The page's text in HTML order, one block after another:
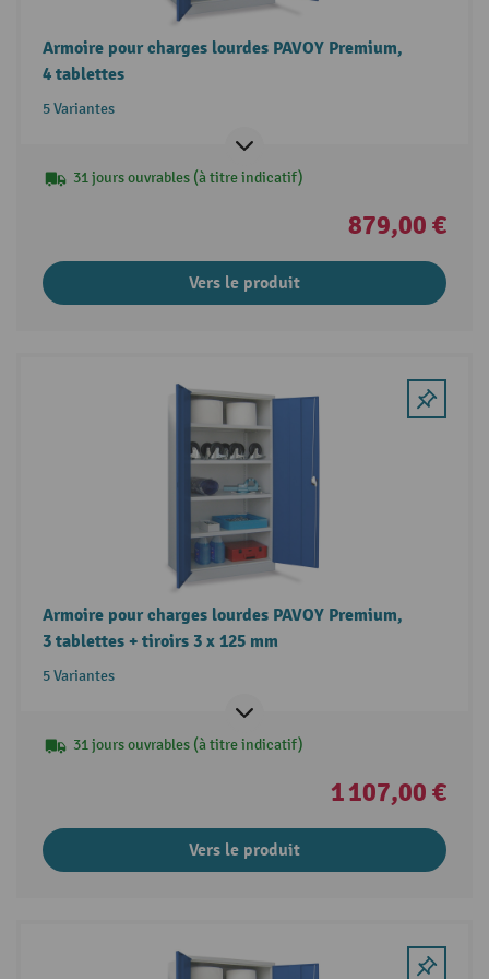
Armoire pour charges lourdes PAVOY Premium,
4 tablettes
5 Variantes
31 jours ouvrables (à titre indicatif)
879,00 €
Vers le produit
Armoire pour charges lourdes PAVOY Premium,
3 tablettes + tiroirs 3 x 125 mm
5 Variantes
31 jours ouvrables (à titre indicatif)
1 107,00 €
Vers le produit